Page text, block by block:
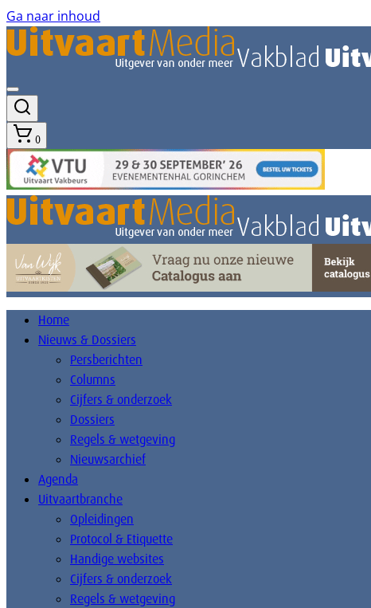
Ga naar inhoud
0
Home
Nieuws & Dossiers
Persberichten
Columns
Cijfers & onderzoek
Dossiers
Regels & wetgeving
Nieuwsarchief
Agenda
Uitvaartbranche
Opleidingen
Protocol & Etiquette
Handige websites
Cijfers & onderzoek
Regels & wetgeving